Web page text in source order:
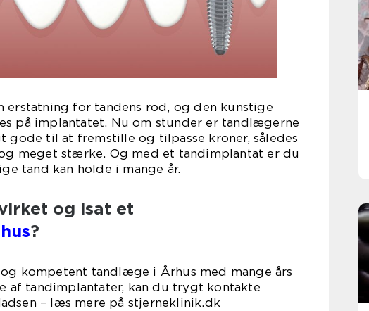
erstatning for tandens rod, og den kunstige
på implantatet. Nu om stunder er tandlægerne
til at fremstille og tilpasse kroner, således
meget stærke. Og med et tandimplantat er du
tand kan holde i mange år.
og isat et
?
kompetent tandlæge i Århus med mange års
af tandimplantater, kan du trygt kontakte
– læs mere på stjerneklinik.dk